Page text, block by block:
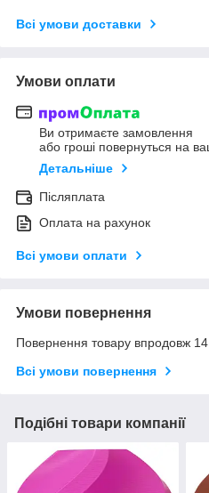
Всі умови доставки
Умови оплати
Ви отримаєте замовлення
або гроші повернуться на
Детальніше
Післяплата
Оплата на рахунок
Всі умови оплати
Умови повернення
Повернення товару впродовж 14
Всі умови повернення
Подібні товари компанії